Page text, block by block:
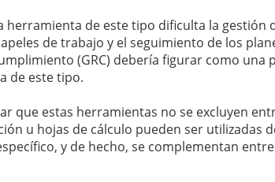
herramienta de este tipo dificulta la gestión
de trabajo y el seguimiento de los
(GRC) debería figurar como
de este tipo.
que estas herramientas no se excluyen
u hojas de cálculo pueden ser utilizadas
y de hecho, se complementan